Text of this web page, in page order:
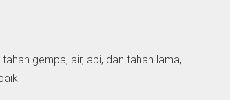
gempa, air, api, dan tahan lama,